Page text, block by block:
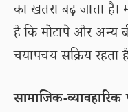
का खतरा बढ़ जाता
है कि मोटापे और अन्य
चयापचय सक्रिय रहता
सामाजिक-